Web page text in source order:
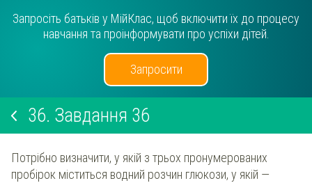
Запросіть батьків у МійКлас, щоб включити їх до процесу
навчання та проінформувати про успіхи дітей.
Запросити
36. Завдання 36
Потрібно визначити, у якій з трьох пронумерованих
пробірок міститься водний розчин глюкози, у якій —